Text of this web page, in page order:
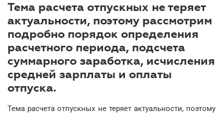
Тема расчета отпускных не теряет
актуальности, поэтому рассмотрим
подробно порядок определения
расчетного периода, подсчета
суммарного заработка, исчисления
средней зарплаты и оплаты
отпуска.
Тема расчета отпускных не теряет актуальности, поэтому